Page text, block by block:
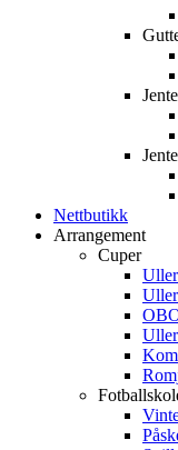
Nettbutikk
Arrangement
Cuper